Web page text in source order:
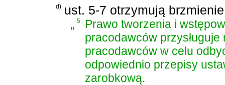
d) ust. 5-7 otrzymują
„5.
Prawo tworzenia i
pracodawców
pracodawców w celu
odpowiednio przepisy
zarobkową.